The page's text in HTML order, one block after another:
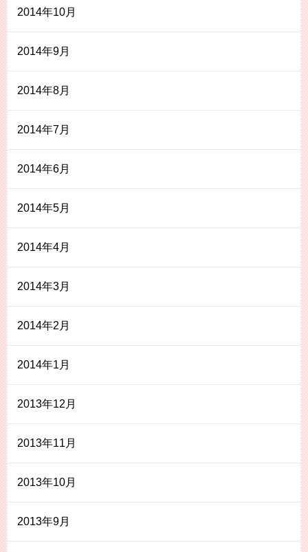
2014年10月
2014年9月
2014年8月
2014年7月
2014年6月
2014年5月
2014年4月
2014年3月
2014年2月
2014年1月
2013年12月
2013年11月
2013年10月
2013年9月